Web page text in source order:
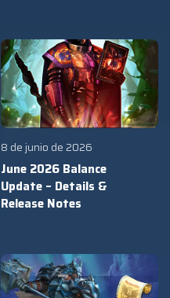
8 de junio de 2026
June 2026 Balance
Update – Details &
Release Notes